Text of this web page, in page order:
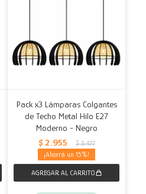
Pack x3 Lámparas Colgantes
de Techo Metal Hilo E27
Moderno - Negro
$ 2.955 $ 3.477
15